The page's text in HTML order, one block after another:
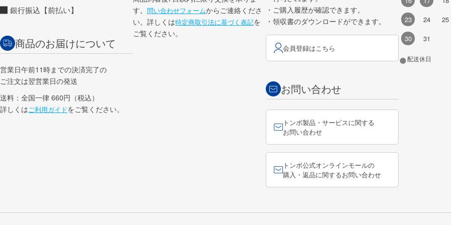
銀行振込【前払い】
商品のお届けについて
営業日午前11時までの決済完了の
ご注文は翌営業日の発送
送料：全国一律 660円（税込）
詳しくはご利用ガイドをご覧ください。
す。 問い合わせフォームからご連絡くださ
い。詳しくは特定商取引法に基づく表記を
ご覧ください。
・ご購入履歴が確認できます。
・領収書のダウンロードができます。
会員登録はこちら
お問い合わせ
トンボ製品・サービスに関する
お問い合わせ
トンボ公式オンラインモールの
購入・返品に関するお問い合わせ
23
24 25
30
31
●配送休日